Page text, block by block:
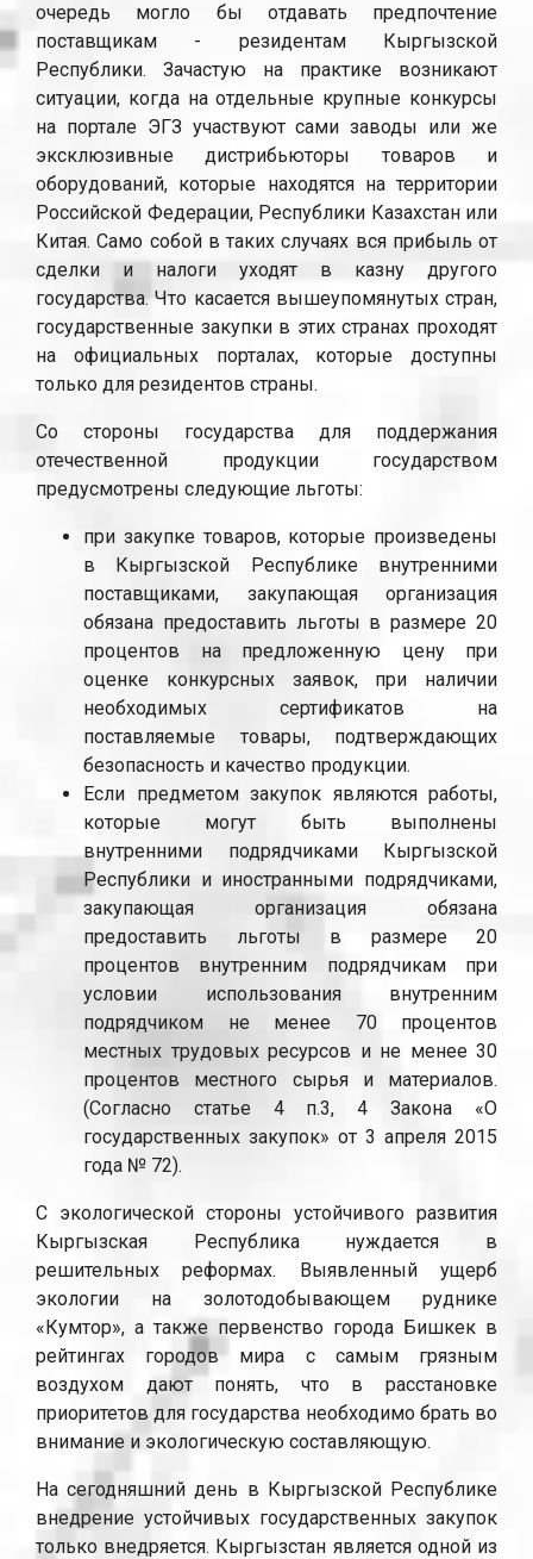
очередь могло бы отдавать предпочтение
поставщикам - резидентам Кыргызской
Республики. Зачастую на практике возникают
ситуации, когда на отдельные крупные конкурсы
на портале ЭГЗ участвуют сами заводы или же
эксклюзивные дистрибьюторы товаров и
оборудований, которые находятся на территории
Российской Федерации, Республики Казахстан или
Китая. Само собой в таких случаях вся прибыль от
сделки и налоги уходят в казну другого
государства. Что касается вышеупомянутых стран,
государственные закупки в этих странах проходят
на официальных порталах, которые доступны
только для резидентов страны.
Со стороны государства для поддержания
отечественной продукции государством
предусмотрены следующие льготы:
при закупке товаров, которые произведены
в Кыргызской Республике внутренними
поставщиками, закупающая организация
обязана предоставить льготы в размере 20
процентов на предложенную цену при
оценке конкурсных заявок, при наличии
необходимых сертификатов на
поставляемые товары, подтверждающих
безопасность и качество продукции.
Если предметом закупок являются работы,
которые могут быть выполнены
внутренними подрядчиками Кыргызской
Республики и иностранными подрядчиками,
закупающая организация обязана
предоставить льготы в размере 20
процентов внутренним подрядчикам при
условии использования внутренним
подрядчиком не менее 70 процентов
местных трудовых ресурсов и не менее 30
процентов местного сырья и материалов.
(Согласно статье 4 п.3, 4 Закона «О
государственных закупок» от 3 апреля 2015
года № 72).
С экологической стороны устойчивого развития
Кыргызская Республика нуждается в
решительных реформах. Выявленный ущерб
экологии на золотодобывающем руднике
«Кумтор», а также первенство города Бишкек в
рейтингах городов мира с самым грязным
воздухом дают понять, что в расстановке
приоритетов для государства необходимо брать во
внимание и экологическую составляющую.
На сегодняшний день в Кыргызской Республике
внедрение устойчивых государственных закупок
только внедряется. Кыргызстан является одной из